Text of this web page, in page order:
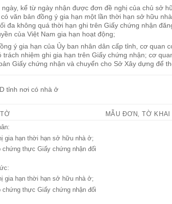
kể từ ngày nhận được đơn đề nghị của chủ sở
văn bản đồng ý gia hạn một lần thời hạn sở hữu
đa không quá thời hạn ghi trên Giấy chứng nhận
của Việt Nam gia hạn hoạt động;
ý gia hạn của Ủy ban nhân dân cấp tỉnh, cơ quan
trách nhiệm ghi gia hạn trên Giấy chứng nhận; cơ
Giấy chứng nhận và chuyển cho Sở Xây dựng để
tỉnh nơi có nhà ở
MẪU ĐƠN, TỜ KHAI
gia hạn thời hạn sở hữu nhà ở;
chứng thực Giấy chứng nhận đối
gia hạn thời hạn sở hữu nhà ở;
chứng thực Giấy chứng nhận đối